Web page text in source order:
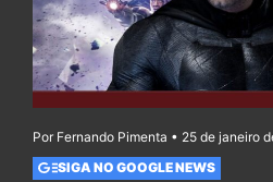
Por Fernando Pimenta • 25 de janeiro
SIGA NO GOOGLE NEWS